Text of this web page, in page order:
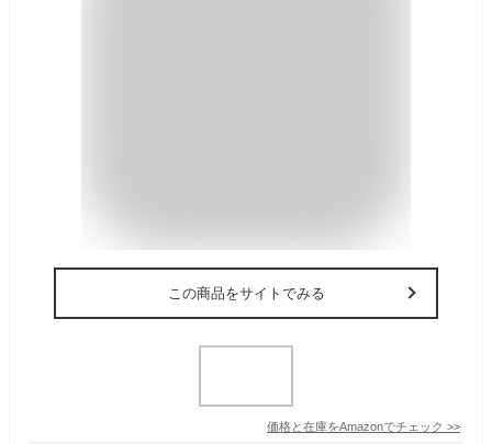
この商品をサイトでみる
価格と在庫をAmazonでチェック >>